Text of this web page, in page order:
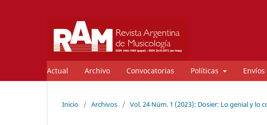
Actual Archivo Convocatorias Políticas Envíos
Inicio / Archivos / Vol. 24 Núm. 1 (2023): Dosier: Lo genial y lo